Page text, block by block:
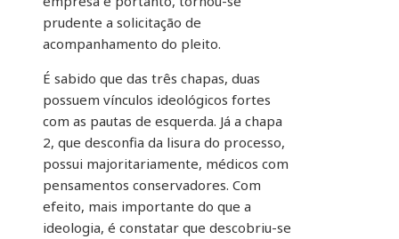
prudente a solicitação de
acompanhamento do pleito.
É sabido que das três chapas, duas
possuem vínculos ideológicos fortes
com as pautas de esquerda. Já a chapa
2, que desconfia da lisura do processo,
possui majoritariamente, médicos com
pensamentos conservadores. Com
efeito, mais importante do que a
ideologia, é constatar que descobriu-se